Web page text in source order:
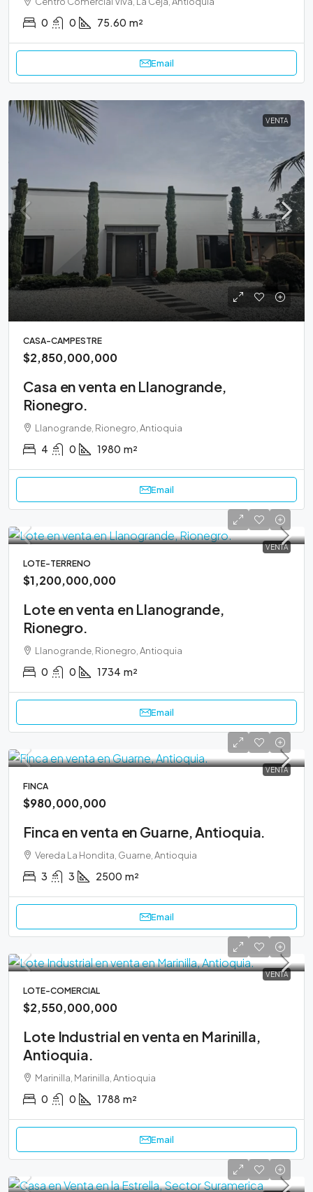
0 0 75.60 m²
Email
VENTA
CASA-CAMPESTRE
$2,850,000,000
Casa en venta en Llanogrande,
Rionegro.
Llanogrande, Rionegro, Antioquia
4 0 1980 m²
Email
VENTA
LOTE-TERRENO
$1,200,000,000
Lote en venta en Llanogrande,
Rionegro.
Llanogrande, Rionegro, Antioquia
0 0 1734 m²
Email
VENTA
FINCA
$980,000,000
Finca en venta en Guarne, Antioquia.
Vereda La Hondita, Guarne, Antioquia
3 3 2500 m²
Email
VENTA
LOTE-COMERCIAL
$2,550,000,000
Lote Industrial en venta en Marinilla,
Antioquia.
Marinilla, Marinilla, Antioquia
0 0 1788 m²
Email